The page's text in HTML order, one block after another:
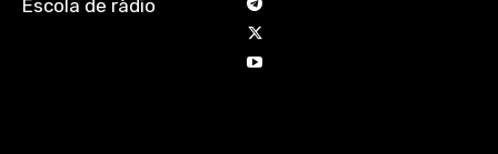
Escola de ràdio